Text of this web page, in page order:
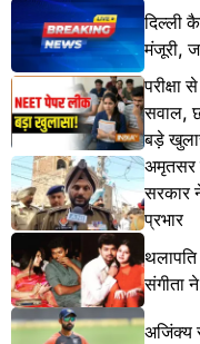
दिल्ली
मंजूरी,
सवाल,
बड़े
अमृतसर
सरकार
प्रभार
संगीता
अजिंक्य